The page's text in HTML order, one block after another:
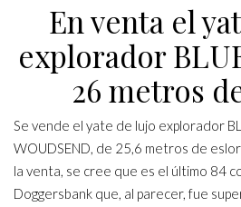
En venta el
explorador
26 metros
Se vende el yate de lujo explorador
WOUDSEND, de 25,6 metros de
la venta, se cree que es el último 84
Doggersbank que, al parecer, fue